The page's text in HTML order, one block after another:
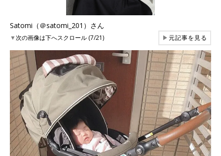
Satomi（＠satomi_201）さん
▼次の画像は下へスクロール (7/21) ▶元記事を見る